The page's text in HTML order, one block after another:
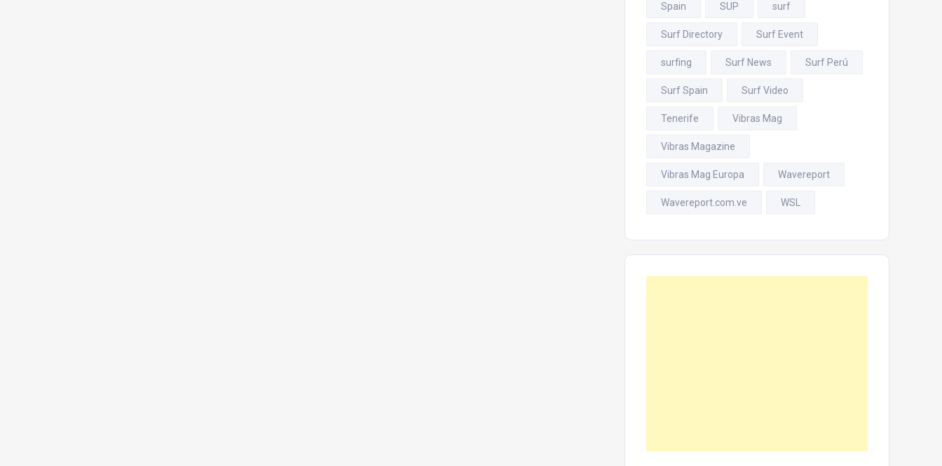
Spain SUP surf
Surf Directory Surf Event
surfing Surf News Surf Perú
Surf Spain Surf Video
Tenerife Vibras Mag
Vibras Magazine
Vibras Mag Europa Wavereport
Wavereport.com.ve WSL